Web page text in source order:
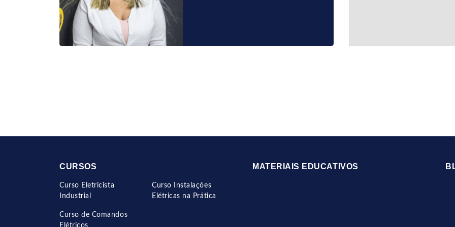
CURSOS
Curso Eletricista
Industrial
Curso de Comandos
Elétricos
Curso Instalações
Elétricas na Prática
MATERIAIS EDUCATIVOS